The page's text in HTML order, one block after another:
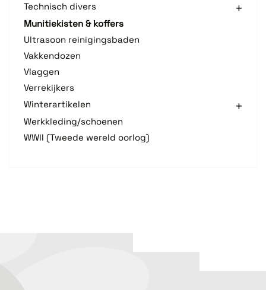
Technisch divers
Munitiekisten & koffers
Ultrasoon reinigingsbaden
Vakkendozen
Vlaggen
Verrekijkers
Winterartikelen
Werkkleding/schoenen
WWII (Tweede wereld oorlog)